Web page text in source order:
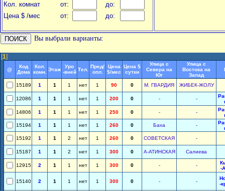
Кол. комнат от:
до:
Цена $ /мес
от: до:
Вы выбрали варианты:
[1]
@
Код
Дома
Кол.
комн. Этаж
Уро
-вней Тел.
Пред/
опл.
Цена
$/мес
Цена $
сутки
Улица с
Севера на
Юг
Улица с
Востока на
Запад
15189 1 1 1 нет 1 90 0 М. ГВАРДИЯ ЖИБЕК-ЖОЛУ
12086 1 1 1 нет 1 200 0 - -
14806
1 1 1 нет 1 250 0 - -
15194
1 1 1 нет 1 260 0 Баха -
15192
1 1 2 нет 1 260 0 СОВЕТСКАЯ -
15187 1 1 2 нет 1 300 0 А-АТИНСКАЯ Салиева
12915 2 1 1 нет 1 300 0 - -
-
15140 2 1 1 нет 1 300 0 - -
-